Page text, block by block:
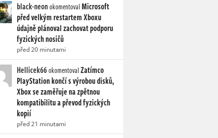
black-neonokomentovalMicrosoft
před velkým restartem Xboxu
údajně plánoval zachovat podporu
fyzických nosičů
před 20 minutami
Hellicek66okomentovalZatímco
PlayStation končí s výrobou disků,
Xbox se zaměřuje na zpětnou
kompatibilitu a převod fyzických
kopií
před 21 minutami